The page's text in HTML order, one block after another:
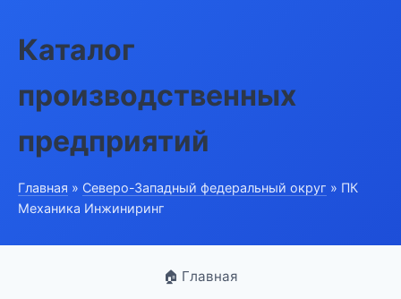
Каталог
производственных
предприятий
Главная » Северо-Западный федеральный округ » ПК
Механика Инжиниринг
🏠 Главная